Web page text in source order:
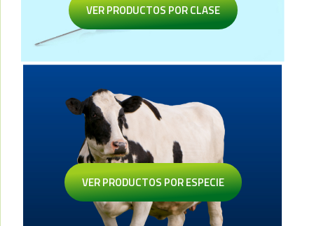
VER PRODUCTOS POR CLASE
VER PRODUCTOS POR ESPECIE